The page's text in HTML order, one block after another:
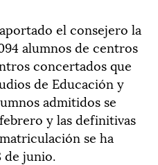
el consejero la
alumnos de centros
concertados que
de Educación y
admitidos se
y las definitivas
se ha
de junio.